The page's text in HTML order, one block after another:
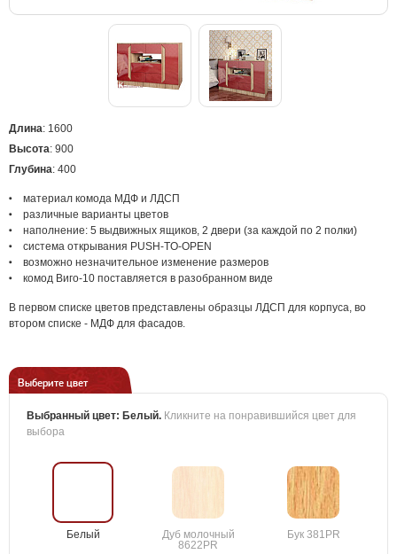
Длина: 1600
Высота: 900
Глубина: 400
материал комода МДФ и ЛДСП
различные варианты цветов
наполнение: 5 выдвижных ящиков, 2 двери (за каждой по 2 полки)
система открывания PUSH-TO-OPEN
возможно незначительное изменение размеров
комод Виго-10 поставляется в разобранном виде
В первом списке цветов представлены образцы ЛДСП для корпуса, во
втором списке - МДФ для фасадов.
Выберите цвет
Выбранный цвет: Белый. Кликните на понравившийся цвет для
выбора
Белый
Дуб молочный
8622PR
Бук 381PR